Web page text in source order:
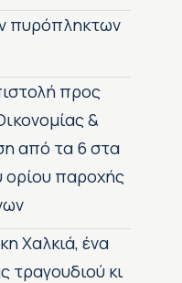
πυρόπληκτων
προς
&
από τα 6 στα
ορίου παροχής
Χαλκιά, ένα
τραγουδιού κι